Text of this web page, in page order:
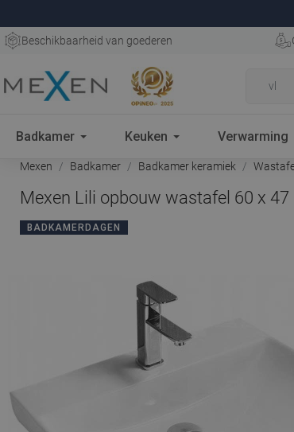
Beschikbaarheid van goederen
Badkamer Keuken Verwarming
Mexen Badkamer Badkamer keramiek
Mexen Lili opbouw wastafel 60 x
BADKAMERDAGEN